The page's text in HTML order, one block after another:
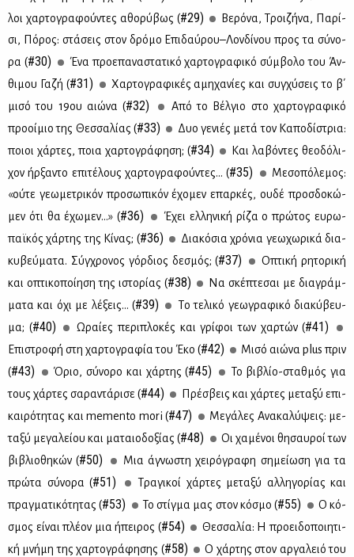
λοι χαρ­το­γρα­φού­ντες αθο­ρύ­βως (#29)
Βε­ρό­να, Τροι­ζή­να, Πα­ρί­
σι, Πό­ρος: στά­σεις στον δρό­μο Επι­δαύ­ρου–Λον­δί­νου προς τα σύ­νο­
ρα (#30)
Ένα προ­ε­πα­να­στα­τι­κό χαρ­το­γρα­φι­κό σύμ­βο­λο του Άν­
θι­μου Γα­ζή (#31)
Χαρ­το­γρα­φι­κές αμη­χα­νί­ες και συγ­χύ­σεις το β΄
μι­σό του 19ου αιώ­να (#32)
Από το Βέλ­γιο στο χαρ­το­γρα­φι­κό
προ­οί­μιο της Θεσ­σα­λί­ας (#33)
Δυο γε­νιές με­τά τον Κα­πο­δί­στρια:
ποιοι χάρ­τες, ποια χαρ­το­γρά­φη­ση; (#34)
Και λα­βό­ντες θε­ο­δό­λι­
χον ήρ­ξα­ντο επι­τέ­λους χαρ­το­γρα­φού­ντες... (#35)
Με­σο­πό­λε­μος:
«ού­τε γε­ω­με­τρι­κόν προ­σω­πι­κόν έχο­μεν επαρ­κές, ου­δέ προσ­δο­κώ­
μεν ότι θα έχω­μεν...» (#36)
Έχει ελ­λη­νι­κή ρί­ζα ο πρώ­τος ευ­ρω­
παϊ­κός χάρ­της της Κί­νας; (#36)
Δια­κό­σια χρό­νια γε­ω­χω­ρι­κά δια­
κυ­βεύ­μα­τα. Σύγ­χρο­νος γόρ­διος δε­σμός; (#37)
Οπτι­κή ρη­το­ρι­κή
και οπτι­κο­ποί­η­ση της ιστο­ρί­ας (#38)
Να σκέ­πτε­σαι με δια­γράμ­
μα­τα και όχι με λέ­ξεις... (#39)
Tο τε­λι­κό γε­ω­γρα­φι­κό δια­κύ­βευ­
μα; (#40) Ωραί­ες πε­ρι­πλο­κές και γρί­φοι των χαρ­τών (#41)
Επι­στρο­φή στη χαρ­το­γρα­φία του Έκο (#42)
Mι­σό αιώ­να plus πριν
(#43) Όριο, σύ­νο­ρο και χάρ­της (#45)
Το βι­βλίο-σταθ­μός για
τους χάρ­τες σα­ρα­ντά­ρι­σε (#44)
Πρέ­σβεις και χάρ­τες με­τα­ξύ επι­
και­ρό­τη­τας και memento mori (#47)
Με­γά­λες Ανα­κα­λύ­ψεις: με­
τα­ξύ με­γα­λεί­ου και μα­ταιο­δο­ξί­ας (#48)
Οι χα­μέ­νοι θη­σαυ­ροί των
βι­βλιο­θη­κών (#50)
Μια άγνω­στη χει­ρό­γρα­φη ση­μεί­ω­ση για τα
πρώ­τα σύ­νο­ρα (#51)
Τρα­γι­κοί χάρ­τες με­τα­ξύ αλ­λη­γο­ρί­ας και
πραγ­μα­τι­κό­τη­τας (#53) Το στίγ­μα μας στον κό­σμο (#55)
Ο κό­
σμος εί­ναι πλέ­ον μια ήπει­ρος (#54)
Θεσ­σα­λία: Η προει­δο­ποι­η­τι­
κή μνή­μη της χαρ­το­γρά­φη­σης (#58)
O χάρ­της στον αρ­γα­λειό του